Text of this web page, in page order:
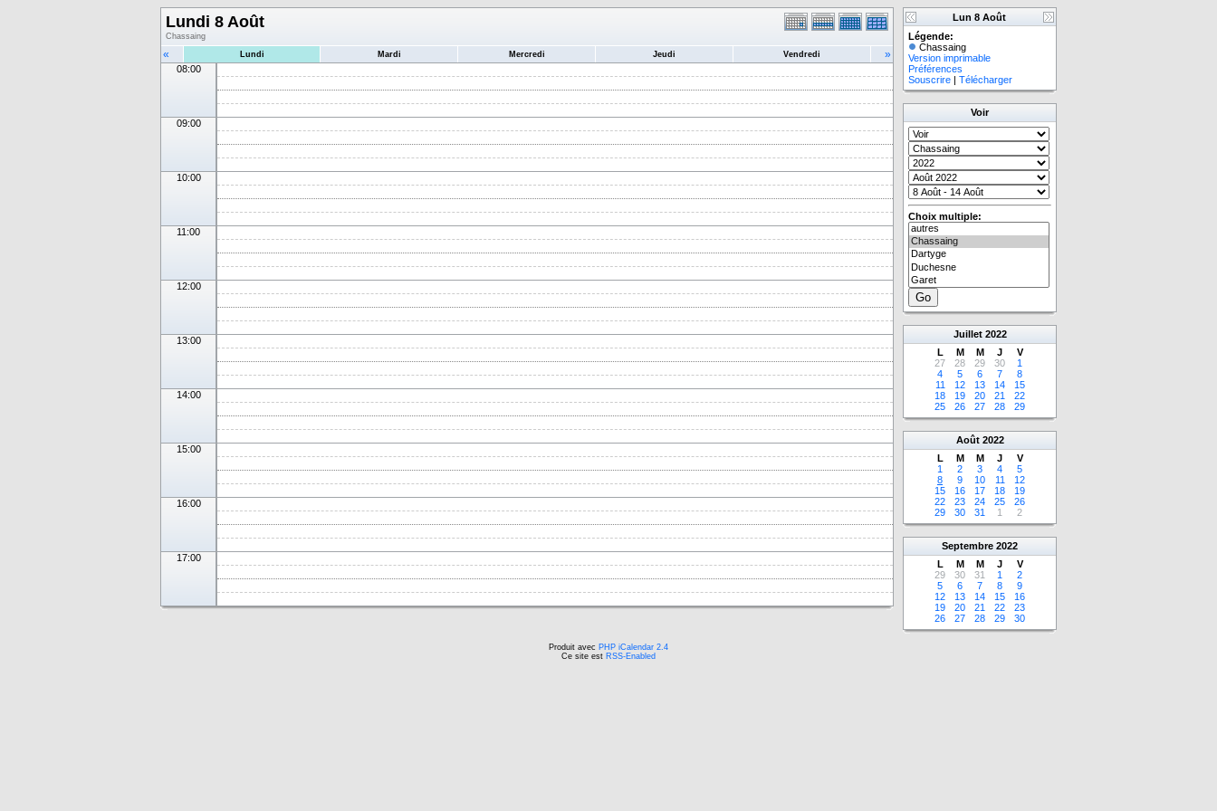
Lundi 8 Août
Chassaing
« Lundi Mardi Mercredi Jeudi Vendredi »
08:00
09:00
10:00
11:00
12:00
13:00
14:00
15:00
16:00
17:00
Lun 8 Août
Légende:
Chassaing
Version imprimable
Préférences
Souscrire | Télécharger
Voir
Choix multiple:
Juillet 2022
L
M M J
V
27
28 29 30
1
4
5 6 7
8
11
12 13 14
15
18
19 20 21
22
25
26 27 28 29
Août 2022
L
M M J
V
1
2 3 4
5
8
9 10 11
12
15
16 17 18
19
22
23 24 25
26
29
30 31 1 2
Septembre 2022
L
M M J
V
29
30 31 1
2
5
6 7 8
9
12
13 14 15
16
19
20 21 22
23
26
27 28 29 30
Produit avec PHP iCalendar 2.4
Ce site est RSS-Enabled